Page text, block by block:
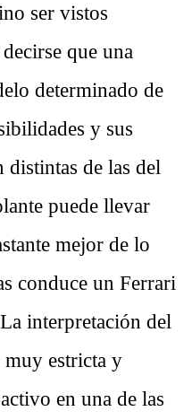
ser vistos
que una
determinado de
y sus
distintas de las del
puede llevar
mejor de lo
conduce un Ferrari
interpretación del
muy estricta y
en una de las